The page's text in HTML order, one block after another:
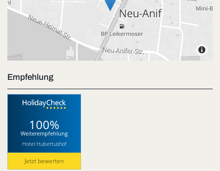
Empfehlung
100%
Weiterempfehlung
Hotel Hubertushof
Jetzt bewerten